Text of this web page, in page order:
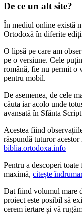
De ce un alt site?
În mediul online există
Ortodoxă în diferite
O lipsă pe care am
pe o versiune. Cele
română, fie nu permit o
pentru mobil.
De asemenea, de cele
căuta iar acolo unde
avansată în Sfânta
Acestea fiind
răspundă tuturor
biblia.ortodoxa.info
Pentru a descoperi
maximă, citește
Dat fiind volumul mare
proiect este posibil să
cerem iertare și vă